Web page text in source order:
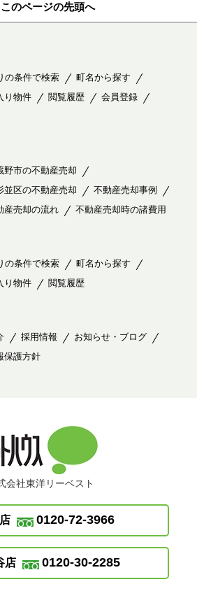
このページの先頭へ
の条件で検索
町名から探す
り物件 閲覧履歴
会員登録
野市の不動産売却
並区の不動産売却
不動産売却事例
産売却の流れ 不動産売却時の諸費用
の条件で検索
町名から探す
り物件 閲覧履歴
採用情報
お知らせ・ブログ
保護方針
会社東洋リーベスト
0120-72-3966
店 0120-30-2285